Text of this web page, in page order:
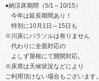
●納涼床期間（5/1～10/15）
今年は延長期間あり！
特別に10月1日～15日も
※川床にパラソルは有りません
代わりに全面対応の
よしず屋根にて開閉対応。
※床席は天候状況などにより
ご利用頂けない場合もございます。